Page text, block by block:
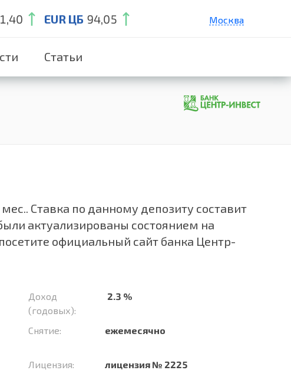
EUR ЦБ 94,05 Москва
Краснодар
Нижний Новгород
Статьи
Ставка по данному депозиту составит
актуализированы состоянием на
официальный сайт банка Центр-
Доход
(годовых):
2.3 %
Снятие: ежемесячно
Лицензия: лицензия № 2225